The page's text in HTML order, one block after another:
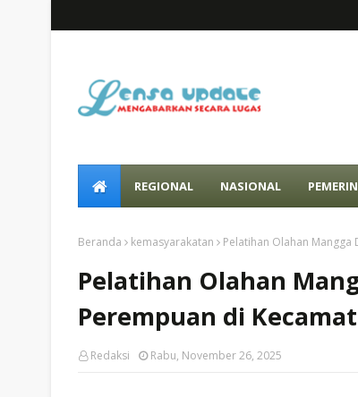
REGIONAL NASIONAL
Beranda kemasyarakatan Pelatihan Olahan
Pelatihan Olahan
Perempuan di
Redaksi Rabu, November 26, 2025